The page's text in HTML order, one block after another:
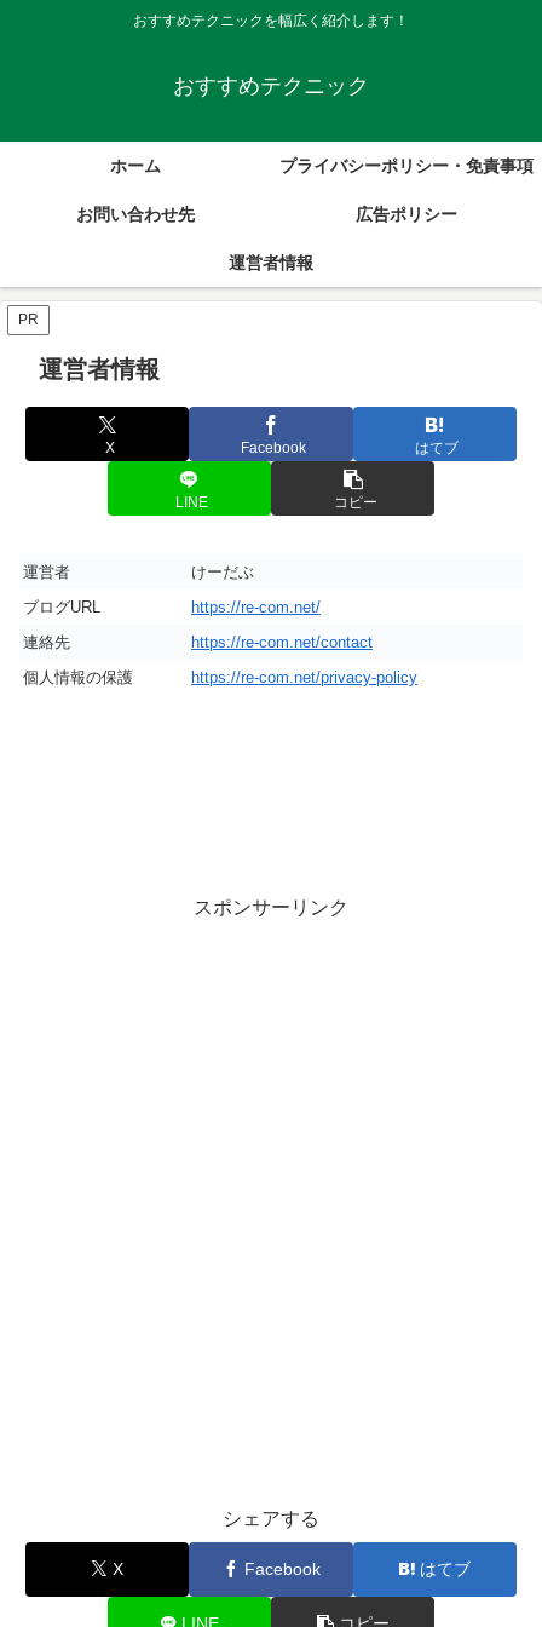
おすすめテクニックを幅広く紹介します！
おすすめテクニック
ホーム プライバシーポリシー・免責事項
お問い合わせ先 広告ポリシー
運営者情報
PR
運営者情報
X Facebook はてブ
LINE コピー
運営者
けーだぶ
ブログURL
https://re-com.net/
連絡先
https://re-com.net/contact
個人情報の保護
https://re-com.net/privacy-policy
スポンサーリンク
シェアする
X Facebook はてブ
LINE コピー